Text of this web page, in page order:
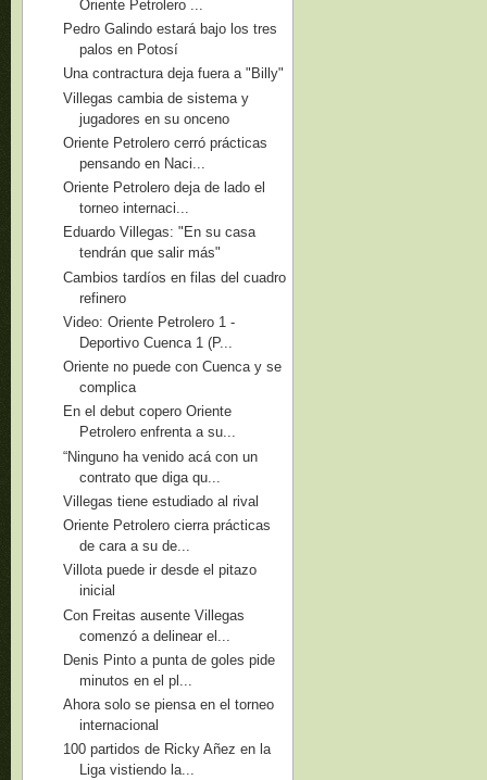
Oriente Petrolero ...
Pedro Galindo estará bajo los tres
palos en Potosí
Una contractura deja fuera a "Billy"
Villegas cambia de sistema y
jugadores en su onceno
Oriente Petrolero cerró prácticas
pensando en Naci...
Oriente Petrolero deja de lado el
torneo internaci...
Eduardo Villegas: "En su casa
tendrán que salir más"
Cambios tardíos en filas del cuadro
refinero
Video: Oriente Petrolero 1 -
Deportivo Cuenca 1 (P...
Oriente no puede con Cuenca y se
complica
En el debut copero Oriente
Petrolero enfrenta a su...
“Ninguno ha venido acá con un
contrato que diga qu...
Villegas tiene estudiado al rival
Oriente Petrolero cierra prácticas
de cara a su de...
Villota puede ir desde el pitazo
inicial
Con Freitas ausente Villegas
comenzó a delinear el...
Denis Pinto a punta de goles pide
minutos en el pl...
Ahora solo se piensa en el torneo
internacional
100 partidos de Ricky Añez en la
Liga vistiendo la...